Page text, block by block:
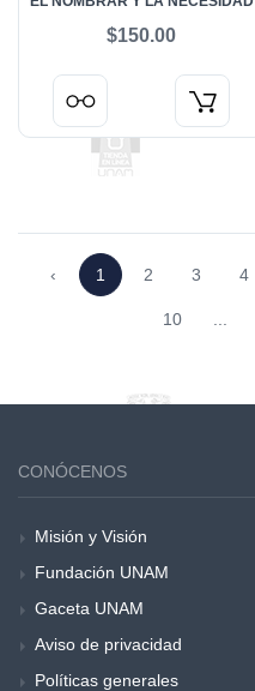
$150.00
‹ 1 2 3 4
10
CONÓCENOS
Misión y Visión
Fundación UNAM
Gaceta UNAM
Aviso de privacidad
Políticas generales